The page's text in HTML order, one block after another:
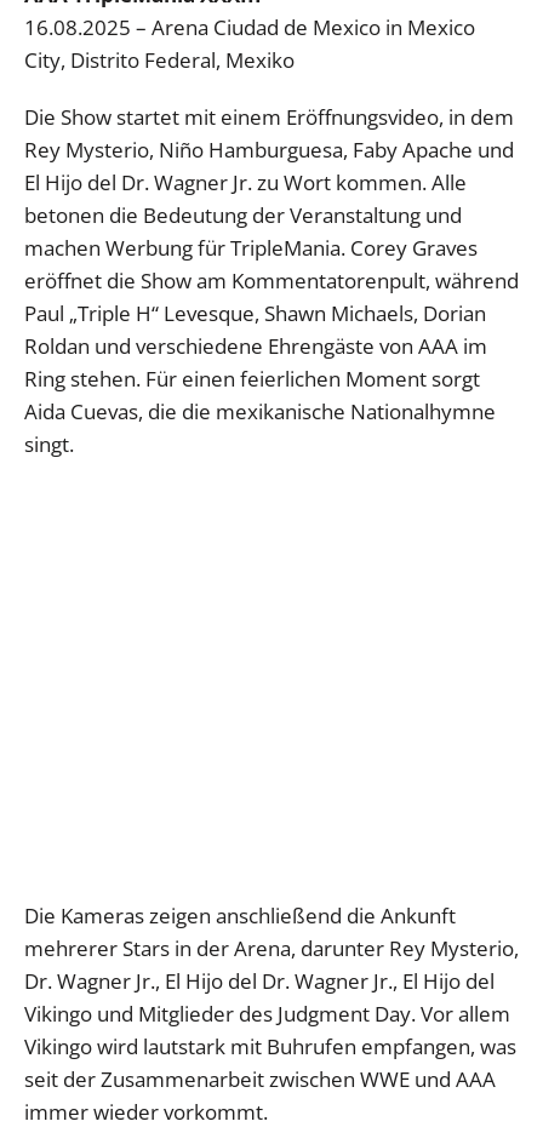
16.08.2025 – Arena Ciudad de Mexico in Mexico
City, Distrito Federal, Mexiko
Die Show startet mit einem Eröffnungsvideo, in dem
Rey Mysterio, Niño Hamburguesa, Faby Apache und
El Hijo del Dr. Wagner Jr. zu Wort kommen. Alle
betonen die Bedeutung der Veranstaltung und
machen Werbung für TripleMania. Corey Graves
eröffnet die Show am Kommentatorenpult, während
Paul „Triple H“ Levesque, Shawn Michaels, Dorian
Roldan und verschiedene Ehrengäste von AAA im
Ring stehen. Für einen feierlichen Moment sorgt
Aida Cuevas, die die mexikanische Nationalhymne
singt.
Die Kameras zeigen anschließend die Ankunft
mehrerer Stars in der Arena, darunter Rey Mysterio,
Dr. Wagner Jr., El Hijo del Dr. Wagner Jr., El Hijo del
Vikingo und Mitglieder des Judgment Day. Vor allem
Vikingo wird lautstark mit Buhrufen empfangen, was
seit der Zusammenarbeit zwischen WWE und AAA
immer wieder vorkommt.